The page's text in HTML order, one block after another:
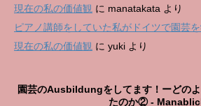
現在の私の価値観 に manatakata より
ピアノ講師をしていた私がドイツで園芸
現在の私の価値観 に yuki より
園芸のAusbildungをしてます！ーどの
たのか② -